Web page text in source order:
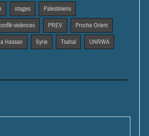
otages Palestiniens
violences PREV Proche Orient
Hassan Syrie Tsahal UNRWA